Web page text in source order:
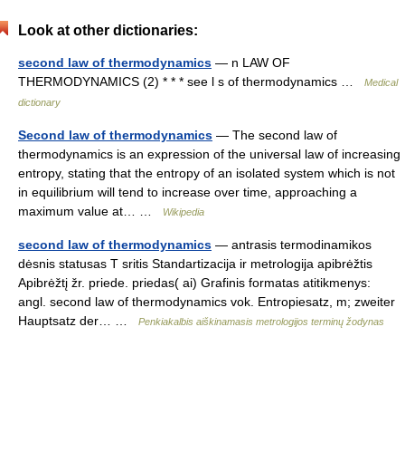
Look at other dictionaries:
second law of thermodynamics — n LAW OF
THERMODYNAMICS (2) * * * see l s of thermodynamics …
Medical
dictionary
Second law of thermodynamics — The second law of
thermodynamics is an expression of the universal law of increasing
entropy, stating that the entropy of an isolated system which is not
in equilibrium will tend to increase over time, approaching a
maximum value at… …
Wikipedia
second law of thermodynamics — antrasis termodinamikos
dėsnis statusas T sritis Standartizacija ir metrologija apibrėžtis
Apibrėžtį žr. priede. priedas( ai) Grafinis formatas atitikmenys:
angl. second law of thermodynamics vok. Entropiesatz, m; zweiter
Hauptsatz der… …
Penkiakalbis aiškinamasis metrologijos terminų žodynas